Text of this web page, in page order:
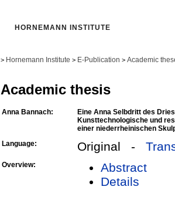
HORNEMANN INSTITUTE
> Hornemann Institute > E-Publication > Academic
Academic thesis
Anna Bannach:
Eine Anna Selbdritt des
Kunsttechnologische und
einer niederrheinischen
Language:
Original -
Overview:
Abstract
Details